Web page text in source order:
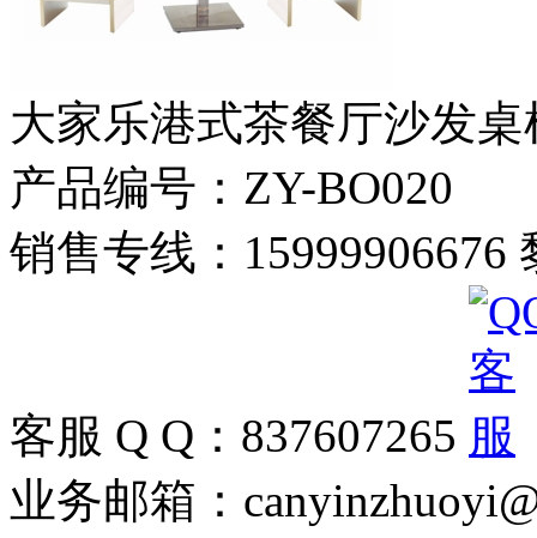
大家乐港式茶餐厅沙发桌
产品编号：ZY-BO020
销售专线：15999906676
客服 Q Q：837607265
业务邮箱：